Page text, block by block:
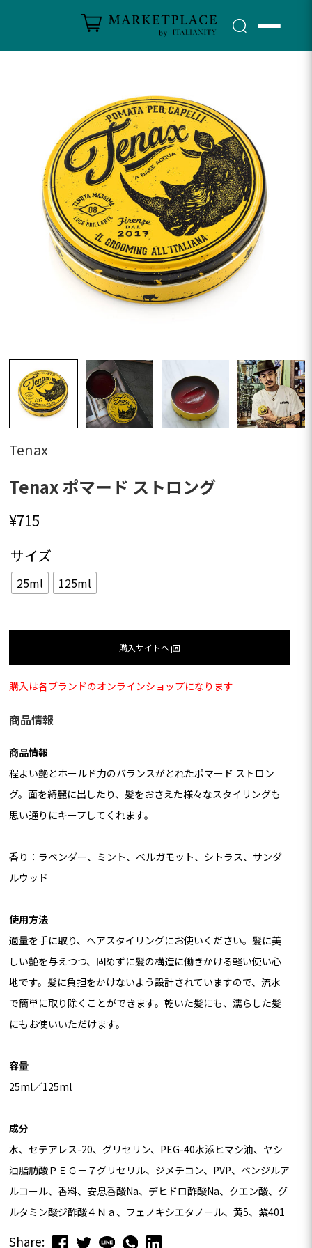
Tenax
Tenax ポマード ストロング
¥715
サイズ
25ml 125ml
購⼊サイトへ
購入は各ブランドのオンラインショップになります
商品情報
商品情報
程よい艶とホールド力のバランスがとれたポマード ストロン
グ。面を綺麗に出したり、髪をおさえた様々なスタイリングも
思い通りにキープしてくれます。
香り：ラベンダー、ミント、ベルガモット、シトラス、サンダ
ルウッド
使用方法
適量を手に取り、ヘアスタイリングにお使いください。髪に美
しい艶を与えつつ、固めずに髪の構造に働きかける軽い使い心
地です。髪に負担をかけないよう設計されていますので、流水
で簡単に取り除くことができます。乾いた髪にも、濡らした髪
にもお使いいただけます。
容量
25ml／125ml
成分
水、セテアレス-20、グリセリン、PEG-40水添ヒマシ油、ヤシ
油脂肪酸ＰＥＧ－７グリセリル、ジメチコン、PVP、ベンジルア
ルコール、香料、安息香酸Na、デヒドロ酢酸Na、クエン酸、グ
ルタミン酸ジ酢酸４Ｎａ、フェノキシエタノール、黄5、紫401
Share: